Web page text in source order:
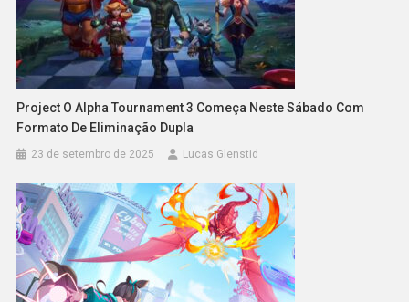
Project O Alpha Tournament 3 Começa Neste Sábado Com
Formato De Eliminação Dupla
23 de setembro de 2025 Lucas Glenstid